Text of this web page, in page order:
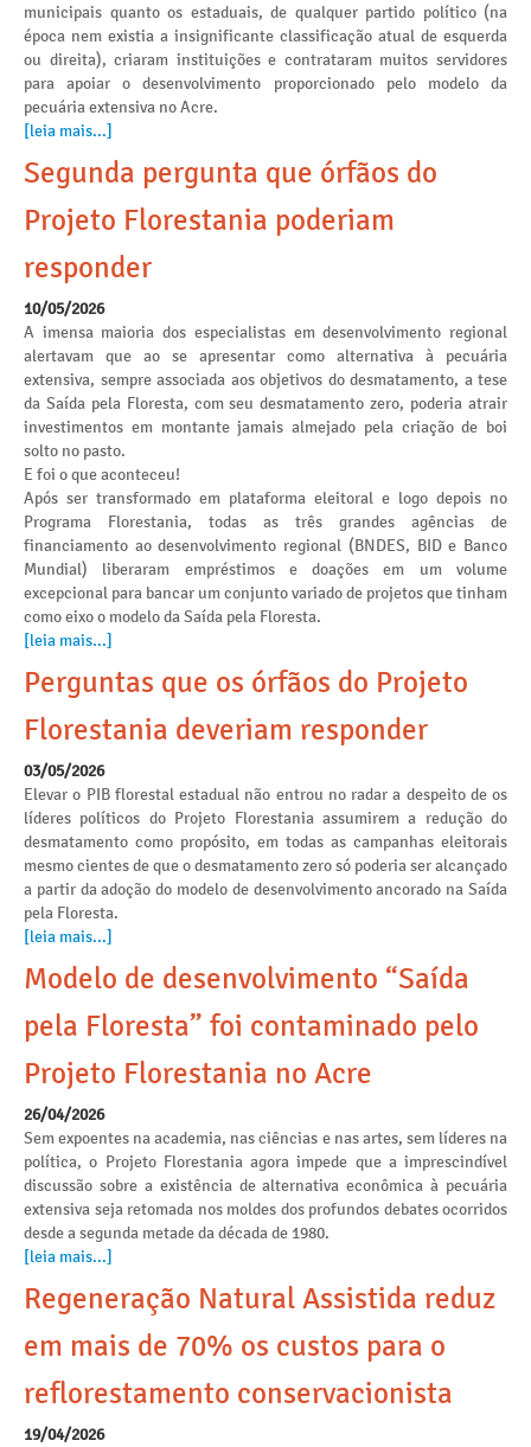
municipais quanto os estaduais, de qualquer partido político (na
época nem existia a insignificante classificação atual de esquerda
ou direita), criaram instituições e contrataram muitos servidores
para apoiar o desenvolvimento proporcionado pelo modelo da
pecuária extensiva no Acre.
[leia mais...]
Segunda pergunta que órfãos do
Projeto Florestania poderiam
responder
10/05/2026
A imensa maioria dos especialistas em desenvolvimento regional
alertavam que ao se apresentar como alternativa à pecuária
extensiva, sempre associada aos objetivos do desmatamento, a tese
da Saída pela Floresta, com seu desmatamento zero, poderia atrair
investimentos em montante jamais almejado pela criação de boi
solto no pasto.
E foi o que aconteceu!
Após ser transformado em plataforma eleitoral e logo depois no
Programa Florestania, todas as três grandes agências de
financiamento ao desenvolvimento regional (BNDES, BID e Banco
Mundial) liberaram empréstimos e doações em um volume
excepcional para bancar um conjunto variado de projetos que tinham
como eixo o modelo da Saída pela Floresta.
[leia mais...]
Perguntas que os órfãos do Projeto
Florestania deveriam responder
03/05/2026
Elevar o PIB florestal estadual não entrou no radar a despeito de os
líderes políticos do Projeto Florestania assumirem a redução do
desmatamento como propósito, em todas as campanhas eleitorais
mesmo cientes de que o desmatamento zero só poderia ser alcançado
a partir da adoção do modelo de desenvolvimento ancorado na Saída
pela Floresta.
[leia mais...]
Modelo de desenvolvimento “Saída
pela Floresta” foi contaminado pelo
Projeto Florestania no Acre
26/04/2026
Sem expoentes na academia, nas ciências e nas artes, sem líderes na
política, o Projeto Florestania agora impede que a imprescindível
discussão sobre a existência de alternativa econômica à pecuária
extensiva seja retomada nos moldes dos profundos debates ocorridos
desde a segunda metade da década de 1980.
[leia mais...]
Regeneração Natural Assistida reduz
em mais de 70% os custos para o
reflorestamento conservacionista
19/04/2026